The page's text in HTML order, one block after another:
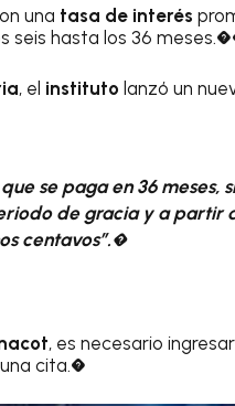
una tasa de interés
seis hasta los 36
, el instituto lanzó un
se paga en 36 meses,
de gracia y a partir
centavos”.�
, es necesario
cita.�